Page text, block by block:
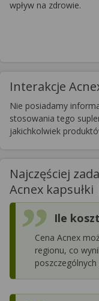
wpływ na zdrowie.
Interakcje
Nie posiadamy
stosowania tego
jakichkolwiek
Najczęściej
Acnex
Ile
Cena Acnex
regionu, co
poszczególnych